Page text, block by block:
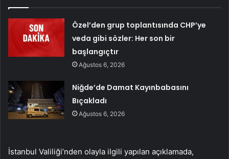
Özel’den grup toplantısında CHP’ye
veda gibi sözler: Her son bir
başlangıçtır
Ağustos 6, 2026
Niğde’de Damat Kayınbabasını
Bıçakladı
Ağustos 6, 2026
İstanbul Valiliği’nden olayla ilgili yapılan açıklamada,